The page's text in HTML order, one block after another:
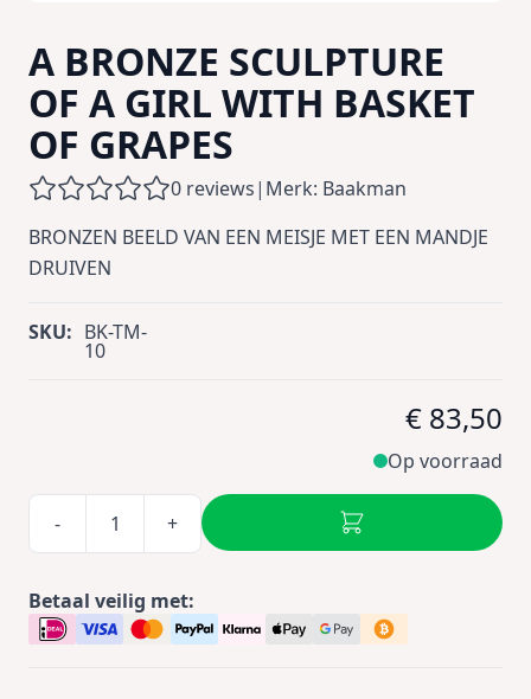
A BRONZE SCULPTURE
OF A GIRL WITH BASKET
OF GRAPES
0 reviews| Merk: Baakman
BRONZEN BEELD VAN EEN MEISJE MET EEN MANDJE
DRUIVEN
SKU: BK-TM-
10
€ 83,50
Op voorraad
- +
Betaal veilig met: